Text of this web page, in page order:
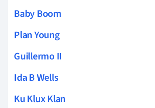
Baby Boom
Plan Young
Guillermo II
Ida B Wells
Ku Klux Klan